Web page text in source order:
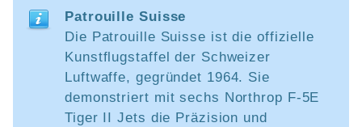
Patrouille Suisse
Die Patrouille Suisse ist die offizielle
Kunstflugstaffel der Schweizer
Luftwaffe, gegründet 1964. Sie
demonstriert mit sechs Northrop F-5E
Tiger II Jets die Präzision und